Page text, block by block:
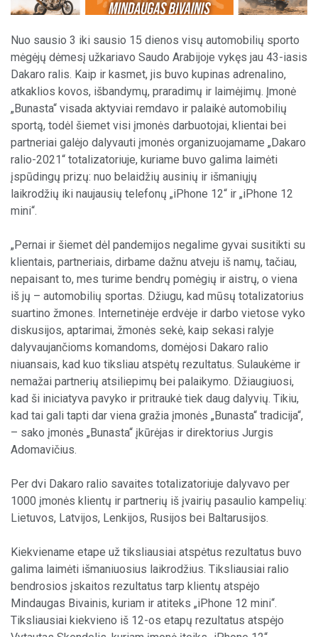
Nuo sausio 3 iki sausio 15 dienos visų automobilių sporto
mėgėjų dėmesį užkariavo Saudo Arabijoje vykęs jau 43-iasis
Dakaro ralis. Kaip ir kasmet, jis buvo kupinas adrenalino,
atkaklios kovos, išbandymų, praradimų ir laimėjimų. Įmonė
„Bunasta“ visada aktyviai remdavo ir palaikė automobilių
sportą, todėl šiemet visi įmonės darbuotojai, klientai bei
partneriai galėjo dalyvauti įmonės organizuojamame „Dakaro
ralio-2021“ totalizatoriuje, kuriame buvo galima laimėti
įspūdingų prizų: nuo belaidžių ausinių ir išmaniųjų
laikrodžių iki naujausių telefonų „iPhone 12“ ir „iPhone 12
mini“.
„Pernai ir šiemet dėl pandemijos negalime gyvai susitikti su
klientais, partneriais, dirbame dažnu atveju iš namų, tačiau,
nepaisant to, mes turime bendrų pomėgių ir aistrų, o viena
iš jų – automobilių sportas. Džiugu, kad mūsų totalizatorius
suartino žmones. Internetinėje erdvėje ir darbo vietose vyko
diskusijos, aptarimai, žmonės sekė, kaip sekasi ralyje
dalyvaujančioms komandoms, domėjosi Dakaro ralio
niuansais, kad kuo tiksliau atspėtų rezultatus. Sulaukėme ir
nemažai partnerių atsiliepimų bei palaikymo. Džiaugiuosi,
kad ši iniciatyva pavyko ir pritraukė tiek daug dalyvių. Tikiu,
kad tai gali tapti dar viena gražia įmonės „Bunasta“ tradicija“,
– sako įmonės „Bunasta“ įkūrėjas ir direktorius Jurgis
Adomavičius.
Per dvi Dakaro ralio savaites totalizatoriuje dalyvavo per
1000 įmonės klientų ir partnerių iš įvairių pasaulio kampelių:
Lietuvos, Latvijos, Lenkijos, Rusijos bei Baltarusijos.
Kiekviename etape už tiksliausiai atspėtus rezultatus buvo
galima laimėti išmaniuosius laikrodžius. Tiksliausiai ralio
bendrosios įskaitos rezultatus tarp klientų atspėjo
Mindaugas Bivainis, kuriam ir atiteks „iPhone 12 mini“.
Tiksliausiai kiekvieno iš 12-os etapų rezultatus atspėjo